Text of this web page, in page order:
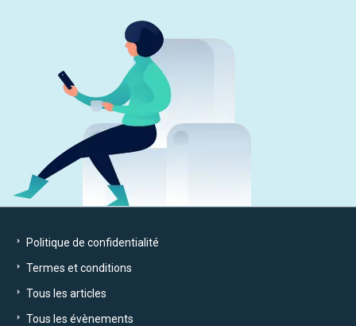
Politique de confidentialité
Termes et conditions
Tous les articles
Tous les évènements